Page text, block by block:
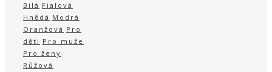
Bílá Fialová
Hnědá Modrá
Oranžová Pro
děti Pro muže
Pro ženy
Růžová